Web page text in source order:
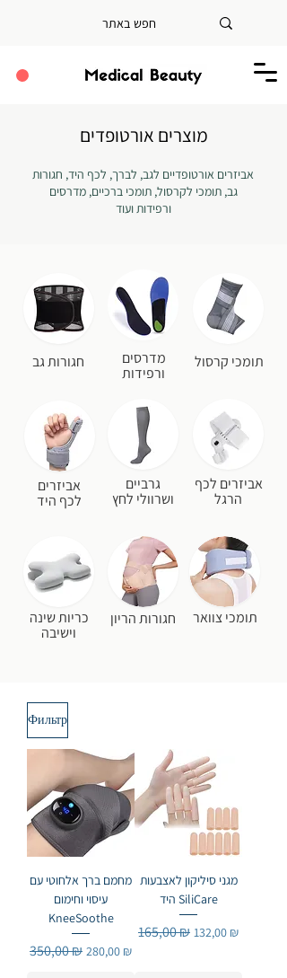
מוצרים אורטופדים
אביזרים אורטופדיים לגב, לברך, לכף היד, חגורות
גב, תומכי לקרסול, תומכי ברכיים, מדרסים
ורפידות ועוד
חגורות גב תומכי קרסול
מדרסים
ורפידות
אביזרים
לכף היד
גרביים
ושרוולי לחץ
אביזרים לכף
הרגל
כריות שינה
וישיבה
חגורות הריון תומכי צוואר
Фильтр
מחמם ברך אלחוטי עם
עיסוי וחימום
KneeSoothe
Обычная цена
350,00 ₪ Цена со скидкой
280,00 ₪
מגני סיליקון לאצבעות
היד SiliCare
Обычная цена
165,00 ₪ Цена со скидкой
132,00 ₪